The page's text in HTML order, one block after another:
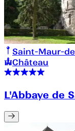
Saint-Maur-
Château
L'Abbaye de